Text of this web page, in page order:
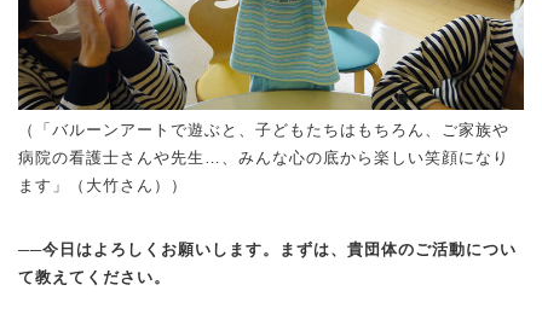
（「バルーンアートで遊ぶと、子どもたちはもちろん、ご家族や
病院の看護士さんや先生…、みんな心の底から楽しい笑顔になり
ます」（大竹さん））
──今日はよろしくお願いします。まずは、貴団体のご活動につい
て教えてください。